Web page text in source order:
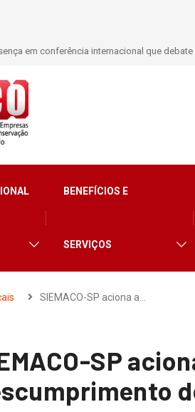
SP com quase 9 mil novas filiações
BENEFÍCIOS E
SERVIÇOS
SIEMACO-SP aciona a…
SP